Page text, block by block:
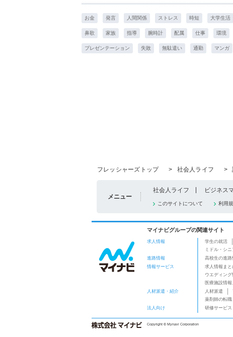
お金 発言 人間関係 ストレス 時短 大学生活
鼻歌 家族 指導 腕時計 配属 仕事 環境
プレゼンテーション 失敗 無駄遣い 通勤 マンガ
フレッシャーズトップ
> 社会人ライフ >
メニュー
社会人ライフ ビジネス
このサイトについて 利用
マイナビグループの関連サイト
求人情報 学生の就活
ミドル・シ
進路情報
高校生の進路
情報サービス
求人情報まと
ウエディング
医療施設情報
人材派遣・紹介
人材派遣
薬剤師の転職
法人向け
研修サービス
Copyright © Mynavi Corporation